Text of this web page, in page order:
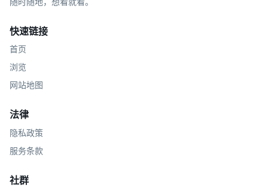
快速链接
首页
浏览
网站地图
法律
隐私政策
服务条款
社群